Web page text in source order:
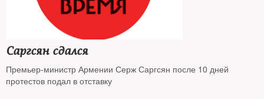
Саргсян сдался
Премьер-министр Армении Серж Саргсян после 10 дней
протестов подал в отставку